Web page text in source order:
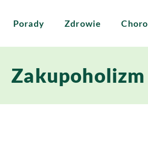
Porady Zdrowie
Zakupoholizm